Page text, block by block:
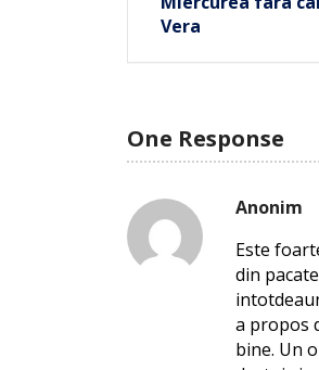
Vera
One Response
Anonim
Este
din
a propos
bine. Un